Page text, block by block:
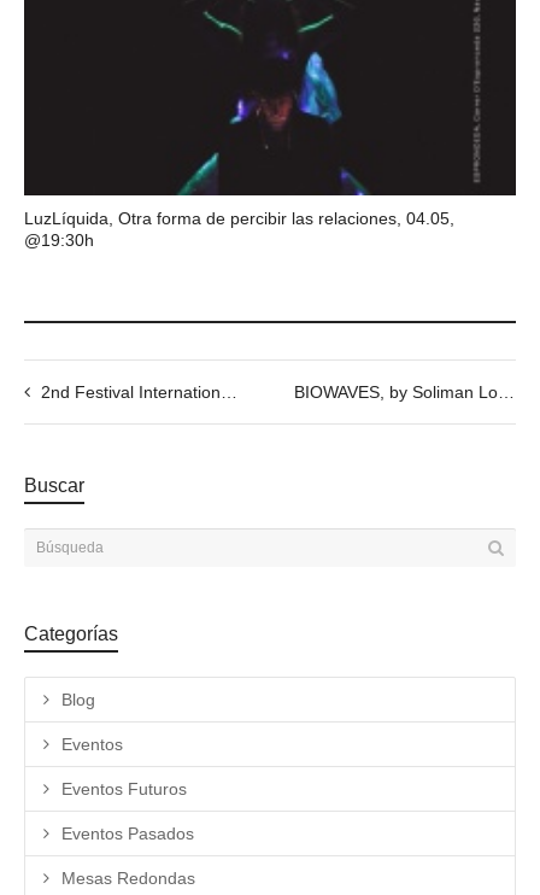
LuzLíquida, Otra forma de percibir las relaciones, 04.05,
@19:30h
2nd Festival International PASTE UP, 17th Nov. 12 – 20h
Buscar
Categorías
Blog
Eventos
Eventos Futuros
Eventos Pasados
Mesas Redondas